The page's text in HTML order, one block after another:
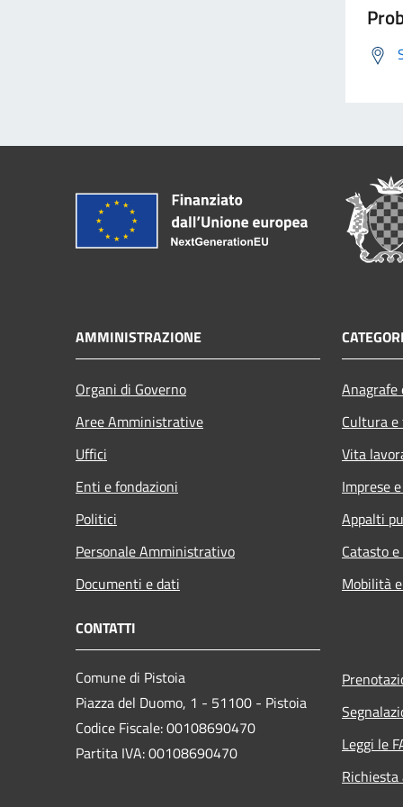
AMMINISTRAZIONE
Organi di Governo
Aree Amministrative
Uffici
Enti e fondazioni
Politici
Personale Amministrativo
Documenti e dati
Cultura
Vita
Imprese
Appalti
Catasto
Mobilità
CONTATTI
Comune di Pistoia
Piazza del Duomo, 1 - 51100 - Pistoia
Codice Fiscale: 00108690470
Partita IVA: 00108690470
Leggi le